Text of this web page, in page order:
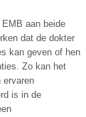
aan beide
dat de dokter
kan geven of hen
Zo kan het
ervaren
is in de